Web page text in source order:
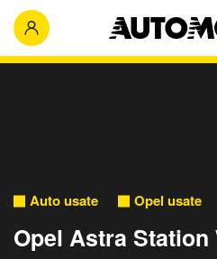
Auto usate Opel usate
Opel Astra Station